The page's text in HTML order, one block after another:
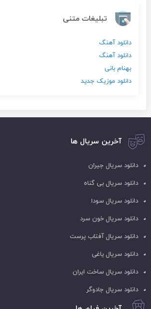
تبلیغات متنی
دانلود آهنگ
دانلود آهنگ
بهنام بانی
دانلود موزیک جدید
آخرین سریال ها
دانلود سریال جیران
دانلود سریال بی گناه
دانلود سریال سودا
دانلود سریال خون سرد
دانلود سریال آفتاب پرست
دانلود سریال یاغی
دانلود سریال ساخت ایران
دانلود سریال جادوگر